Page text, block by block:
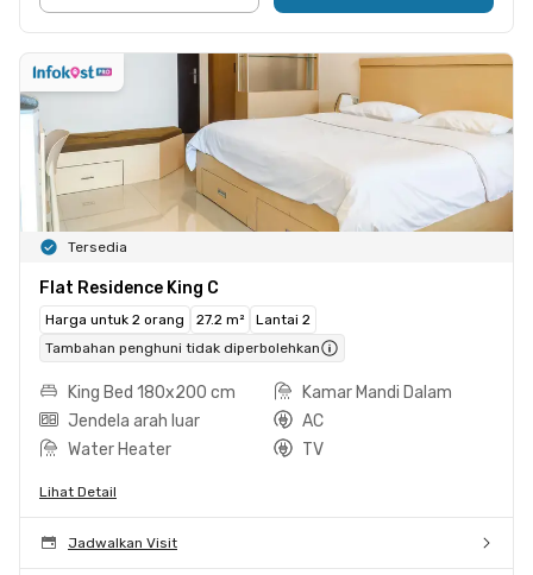
Tersedia
Flat Residence King C
Harga untuk 2 orang 27.2 m²
Lantai 2
Tambahan penghuni tidak diperbolehkan
King Bed 180x200 cm
Kamar Mandi Dalam
Jendela arah luar
AC
Water Heater
TV
Lihat Detail
Jadwalkan Visit